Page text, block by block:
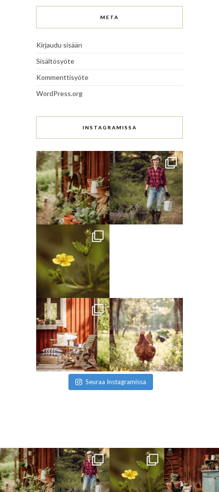
META
Kirjaudu sisään
Sisältösyöte
Kommenttisyöte
WordPress.org
INSTAGRAMISSA
Seuraa Instagramissa